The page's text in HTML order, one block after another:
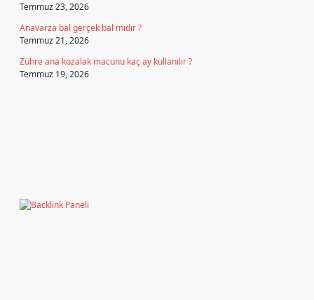
Temmuz 23, 2026
Anavarza bal gerçek bal mıdır ?
Temmuz 21, 2026
Zühre ana kozalak macunu kaç ay kullanılır ?
Temmuz 19, 2026